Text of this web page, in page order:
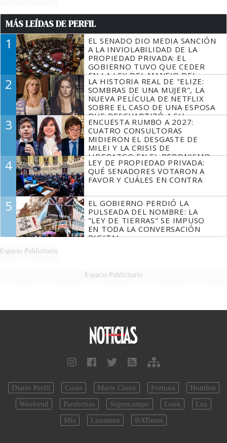
MÁS LEÍDAS DE PERFIL
1
EL SENADO DIO MEDIA SANCIÓN
A LA INVIOLABILIDAD DE LA
PROPIEDAD PRIVADA: EL
GOBIERNO TUVO QUE CEDER
EN LA LEY DEL MANEJO DEL
FUEGO
2
LA HISTORIA REAL DE "ELIZE:
SOMBRAS DE UNA MUJER", LA
NUEVA PELÍCULA DE NETFLIX
SOBRE EL CASO DE UNA ESPOSA
QUE DESCUARTIZÓ A SU
MARIDO
3
ENCUESTA RUMBO A 2027:
CUATRO CONSULTORAS
MIDIERON EL DESGASTE DE
MILEI Y LA CRISIS DE
LIDERAZGO EN EL PERONISMO
4
LEY DE PROPIEDAD PRIVADA:
QUÉ SENADORES VOTARON A
FAVOR Y CUÁLES EN CONTRA
5
EL GOBIERNO PERDIÓ LA
PULSEADA DEL NOMBRE: LA
"LEY DE TIERRAS" SE IMPUSO
EN TODA LA CONVERSACIÓN
DIGITAL
Espacio Publicitario
Espacio Publicitario
Diario Perfil Caras Marie Claire Fortuna
Hombre
Weekend
Parabrisas Supercampo Look
Luz
Mía
Lunateen BATimes